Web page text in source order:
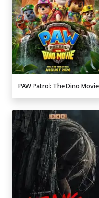
PAW Patrol: The Dino Movie